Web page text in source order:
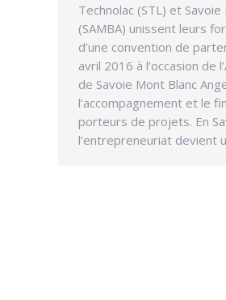
Technolac (STL) et
(SAMBA) unissent leurs
d’une convention de
avril 2016 à l’occasion de
de Savoie Mont Blanc
l’accompagnement et le
porteurs de projets. En
l’entrepreneuriat devient